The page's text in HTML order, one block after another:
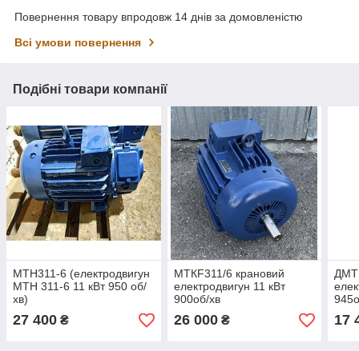
Повернення товару впродовж 14 днів за домовленістю
Всі умови повернення
Подібні товари компанії
MTH311-6 (електродвигун
MTH 311-6 11 кВт 950 об/
хв)
27 400 ₴
МТКF311/6 крановий
електродвигун 11 кВт
900об/хв
26 000₴ 17